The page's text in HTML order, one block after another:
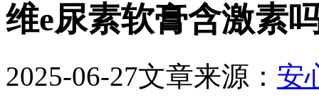
维e尿素软膏含激素
2025-06-27文章来源： 安